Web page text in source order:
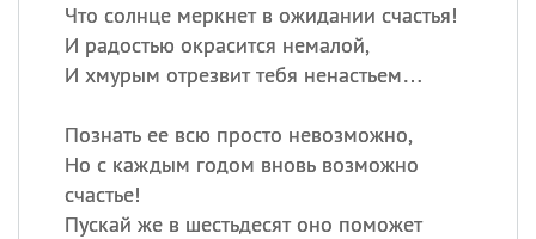
Что солнце меркнет в ожидании счастья!
И радостью окрасится немалой,
И хмурым отрезвит тебя ненастьем…
Познать ее всю просто невозможно,
Но с каждым годом вновь возможно
счастье!
Пускай же в шестьдесят оно поможет